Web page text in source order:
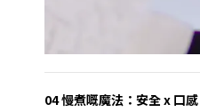
04慢煮嘅魔法：安全x 口感